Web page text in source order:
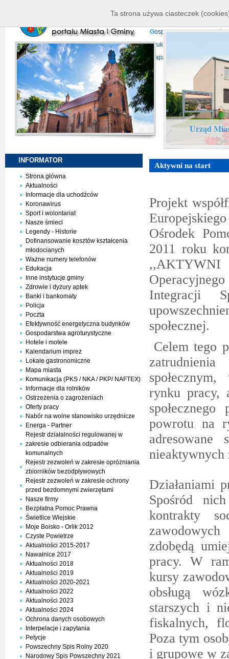
P
rojekty europejskie
Gospodarka
D ruki do pobrania
Mapa serwisu
Urząd
INFORMATOR
Strona główna
Aktualności
Informacje dla uchodźców
Koronawirus
Sport i wolontariat
Nasze śmieci
Legendy - Historie
Dofinansowanie kosztów kształcenia
młodocianych
Ważne numery telefonów
Edukacja
Inne instytucje gminy
Zdrowie i dyżury aptek
Banki i bankomaty
Policja
Poczta
Efektywność energetyczna budynków
Gospodarstwa agroturystyczne
Hotele i motele
Kalendarium imprez
Lokale gastronomiczne
Mapa miasta
Komunikacja (PKS / NKA / PKP/ NAFTEX)
Informacje dla rolników
Ostrzeżenia o zagrożeniach
Oferty pracy
Nabór na wolne stanowisko urzędnicze
Energa - Partner
Rejestr działalności regulowanej w
zakresie odbierania odpadów
komunalnych
Rejestr zezwoleń w zakresie opróżniania
zbiorników bezodpływowych
Rejestr zezwoleń w zakresie ochrony
przed bezdomnymi zwierzętami
Nasze firmy
Bezpłatna Pomoc Prawna
Świetlice Wiejskie
Moje Boisko - Orlik 2012
Czyste Powietrze
Aktualności 2015-2017
Nawałnice 2017
Aktualności 2018
Aktualności 2019
Aktualności 2020-2021
Aktualności 2022
Aktualności 2023
Aktualności 2024
Ochrona danych osobowych
Interpelacje i zapytania
Petycje
Powszechny Spis Rolny 2020
Narodowy Spis Powszechny 2021
Aktywni na start
Projekt
Ośrodek
2011 roku
Integracji
społecznej.
Celem tego
rynku pracy,
powrotu na
adresowane
nieaktywnych
Działaniami
Spośród
kontrakty
zdobędą
pracy. W
kursy
obsługą
starszych i
fiskalnych,
Poza tym
i grupowe w
Ta strona używa ciasteczek